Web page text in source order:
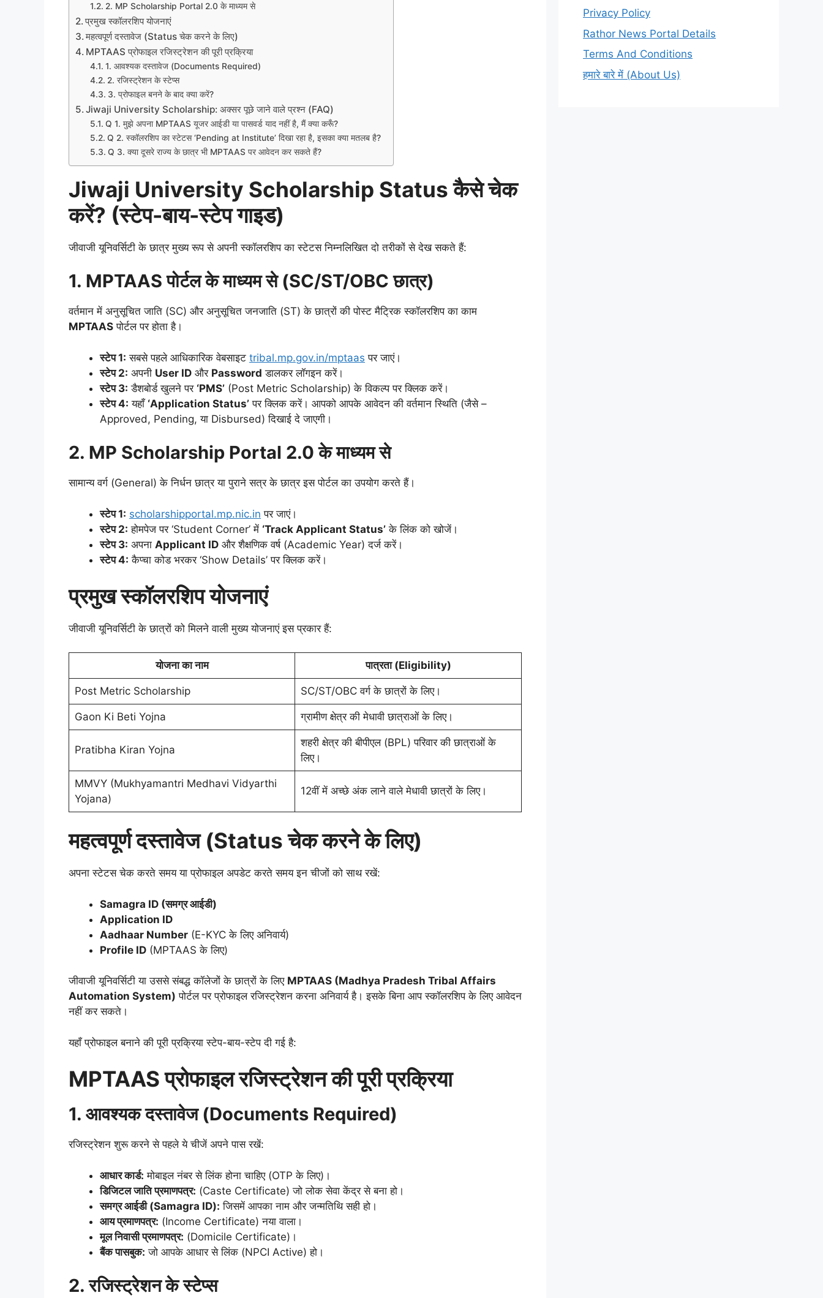
​2. MP Scholarship Portal 2.0 के माध्यम से
​प्रमुख स्कॉलरशिप योजनाएं
महत्वपूर्ण दस्तावेज (Status चेक करने के लिए)
​MPTAAS प्रोफाइल रजिस्ट्रेशन की पूरी प्रक्रिया
​1. आवश्यक दस्तावेज (Documents Required)
​2. रजिस्ट्रेशन के स्टेप्स
​3. प्रोफाइल बनने के बाद क्या करें?
Jiwaji University Scholarship: अक्सर पूछे जाने वाले प्रश्न (FAQ)
Q 1. मुझे अपना MPTAAS यूजर आईडी या पासवर्ड याद नहीं है, मैं क्या करूँ?
Q 2. स्कॉलरशिप का स्टेटस ‘Pending at Institute’ दिखा रहा है, इसका क्या मतलब है?
Q 3. क्या दूसरे राज्य के छात्र भी MPTAAS पर आवेदन कर सकते हैं?
Jiwaji University Scholarship Status कैसे चेक
करें? (स्टेप-बाय-स्टेप गाइड)
​जीवाजी यूनिवर्सिटी के छात्र मुख्य रूप से अपनी स्कॉलरशिप का स्टेटस निम्नलिखित दो तरीकों से देख सकते हैं:
1. MPTAAS पोर्टल के माध्यम से (SC/ST/OBC छात्र)
​वर्तमान में अनुसूचित जाति (SC) और अनुसूचित जनजाति (ST) के छात्रों की पोस्ट मैट्रिक स्कॉलरशिप का काम
MPTAAS पोर्टल पर होता है।
स्टेप 1: सबसे पहले आधिकारिक वेबसाइट tribal.mp.gov.in/mptaas पर जाएं।
स्टेप 2: अपनी User ID और Password डालकर लॉगइन करें।
स्टेप 3: डैशबोर्ड खुलने पर ‘PMS’ (Post Metric Scholarship) के विकल्प पर क्लिक करें।
स्टेप 4: यहाँ ‘Application Status’ पर क्लिक करें। आपको आपके आवेदन की वर्तमान स्थिति (जैसे –
Approved, Pending, या Disbursed) दिखाई दे जाएगी।
2. MP Scholarship Portal 2.0 के माध्यम से
​सामान्य वर्ग (General) के निर्धन छात्र या पुराने सत्र के छात्र इस पोर्टल का उपयोग करते हैं।
स्टेप 1: scholarshipportal.mp.nic.in पर जाएं।
स्टेप 2: होमपेज पर ‘Student Corner’ में ‘Track Applicant Status’ के लिंक को खोजें।
स्टेप 3: अपना Applicant ID और शैक्षणिक वर्ष (Academic Year) दर्ज करें।
स्टेप 4: कैप्चा कोड भरकर ‘Show Details’ पर क्लिक करें।
प्रमुख स्कॉलरशिप योजनाएं
​जीवाजी यूनिवर्सिटी के छात्रों को मिलने वाली मुख्य योजनाएं इस प्रकार हैं:
योजना का नाम पात्रता (Eligibility)
Post Metric Scholarship SC/ST/OBC वर्ग के छात्रों के लिए।
Gaon Ki Beti Yojna ग्रामीण क्षेत्र की मेधावी छात्राओं के लिए।
Pratibha Kiran Yojna
शहरी क्षेत्र की बीपीएल (BPL) परिवार की छात्राओं के
लिए।
MMVY (Mukhyamantri Medhavi Vidyarthi
Yojana)
12वीं में अच्छे अंक लाने वाले मेधावी छात्रों के लिए।
महत्वपूर्ण दस्तावेज (Status चेक करने के लिए)
​अपना स्टेटस चेक करते समय या प्रोफाइल अपडेट करते समय इन चीजों को साथ रखें:
Samagra ID (समग्र आईडी)
Application ID
Aadhaar Number (E-KYC के लिए अनिवार्य)
Profile ID (MPTAAS के लिए)
जीवाजी यूनिवर्सिटी या उससे संबद्ध कॉलेजों के छात्रों के लिए MPTAAS (Madhya Pradesh Tribal Affairs
Automation System) पोर्टल पर प्रोफाइल रजिस्ट्रेशन करना अनिवार्य है। इसके बिना आप स्कॉलरशिप के लिए आवेदन
नहीं कर सकते।
​यहाँ प्रोफाइल बनाने की पूरी प्रक्रिया स्टेप-बाय-स्टेप दी गई है:
MPTAAS प्रोफाइल रजिस्ट्रेशन की पूरी प्रक्रिया
1. आवश्यक दस्तावेज (Documents Required)
​रजिस्ट्रेशन शुरू करने से पहले ये चीजें अपने पास रखें:
आधार कार्ड: मोबाइल नंबर से लिंक होना चाहिए (OTP के लिए)।
डिजिटल जाति प्रमाणपत्र: (Caste Certificate) जो लोक सेवा केंद्र से बना हो।
समग्र आईडी (Samagra ID): जिसमें आपका नाम और जन्मतिथि सही हो।
आय प्रमाणपत्र: (Income Certificate) नया वाला।
मूल निवासी प्रमाणपत्र: (Domicile Certificate)।
बैंक पासबुक: जो आपके आधार से लिंक (NPCI Active) हो।
2. रजिस्ट्रेशन के स्टेप्स
Privacy Policy
Rathor News Portal Details
Terms And Conditions
हमारे बारे में (About Us)